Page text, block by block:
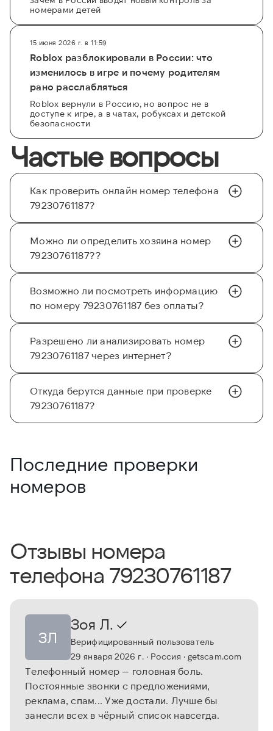
номерами детей
15 июня 2026 г. в 11:59
Roblox разблокировали в России: что
изменилось в игре и почему родителям
рано расслабляться
Roblox вернули в Россию, но вопрос не в
доступе к игре, а в чатах, робуксах и детской
безопасности
Частые вопросы
Как проверить онлайн номер телефона
79230761187?
Можно ли определить хозяина номер
79230761187??
Возможно ли посмотреть информацию
по номеру 79230761187 без оплаты?
Разрешено ли анализировать номер
79230761187 через интернет?
Откуда берутся данные при проверке
79230761187?
Последние проверки
номеров
Отзывы номера
телефона 79230761187
ЗЛ
Зоя Л.
Верифицированный пользователь
29 января 2026 г.· Россия · getscam.com
Телефонный номер — головная боль.
Постоянные звонки с предложениями,
реклама, спам... Уже достали. Лучше бы
занесли всех в чёрный список навсегда.